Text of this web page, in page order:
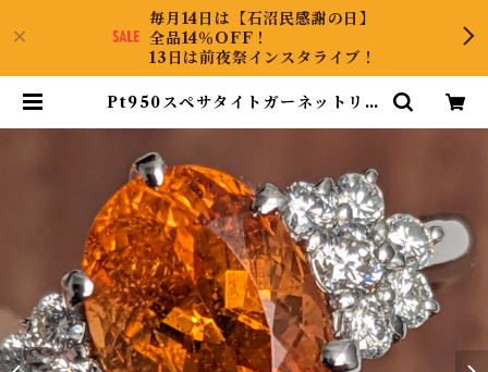
毎月14日は【石沼民感謝の日】
全品14％OFF！
13日は前夜祭インスタライブ！
Pt950スペサタイトガーネットリン
ct【PRO207124】 | KyaraPLU
S Co.,Ltd.